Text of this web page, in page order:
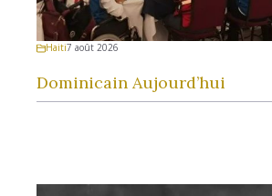
Haiti7 août 2026
Dominicain Aujourd’hui